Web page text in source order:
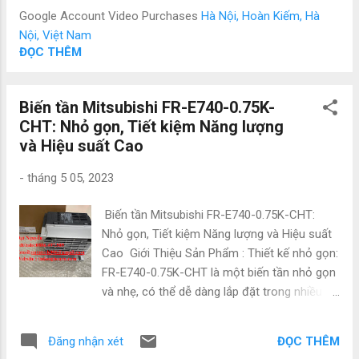
phiên bản với các tùy chọn kết nối khác nhau
sàng để sử dụng và điều khiển bất kỳ hệ
thống nào trong các ứng dụng công nghiệp.
Thông số kỹ thuật ADN-20-32-A-P-A Hành
32mm ren thanh piston M10x1.25 Vị trí
đề bên ngoài cảm biến vị trí ...
Google Account Video Purchases Hà Nội, Hoàn Kiếm, Hà
Nội, Việt Nam
ĐỌC THÊM
Biến tần Mitsubishi FR-E740-0.75K-
CHT: Nhỏ gọn, Tiết kiệm Năng lượng
và Hiệu suất Cao
- tháng 5 05, 2023
Biến tần Mitsubishi FR-E740-0.75K-CHT:
Nhỏ gọn, Tiết kiệm Năng lượng và Hiệu suất
Cao Giới Thiệu Sản Phẩm : Thiết kế nhỏ gọn:
FR-E740-0.75K-CHT là một biến tần nhỏ gọn
và nhẹ, có thể dễ dàng lắp đặt trong nhiều
mô-men xoắn của động cơ AC, FR-E740-
Đăng nhận xét ĐỌC THÊM